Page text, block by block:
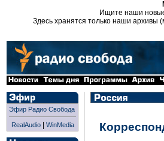
Ищите наши
Здесь хранятся только наши архивы
Эфир Радио Свобода
RealAudio| WinMedia